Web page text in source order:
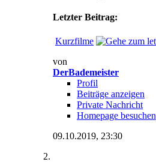
Letzter Beitrag:
Kurzfilme
von
DerBademeister
Profil
Beiträge anzeigen
Private Nachricht
Homepage besuchen
09.10.2019, 23:30